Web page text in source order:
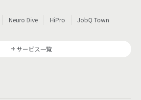
Neuro Dive HiPro JobQ Town
サービス一覧